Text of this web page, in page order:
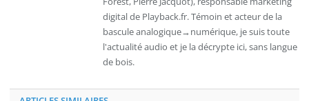
digital de Playback.fr. Témoin et acteur de la
bascule analogique→numérique, je suis toute
l'actualité audio et je la décrypte ici, sans langue
de bois.